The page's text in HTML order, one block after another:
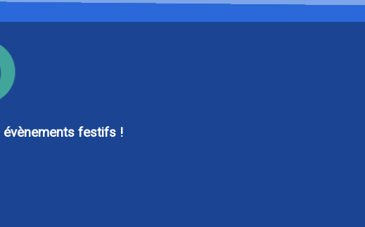
évènements festifs !